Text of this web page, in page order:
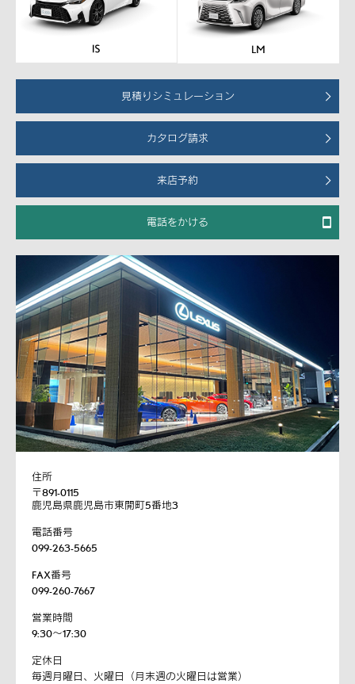
見積りシミュレーション
カタログ請求
来店予約
電話をかける
住所
〒891-0115
鹿児島県鹿児島市東開町5番地3
電話番号
099-263-5665
FAX番号
099-260-7667
営業時間
9:30～17:30
定休日
毎週月曜日、火曜日（月末週の火曜日は営業）